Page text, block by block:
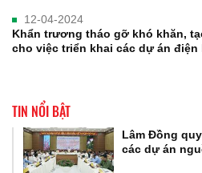
12-04-2024
Khẩn trương tháo gỡ khó khăn,
cho việc triển khai các dự án điện
TIN NỔI BẬT
Lâm Đồng
các dự án